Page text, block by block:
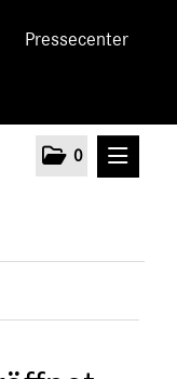
Pressecenter
0